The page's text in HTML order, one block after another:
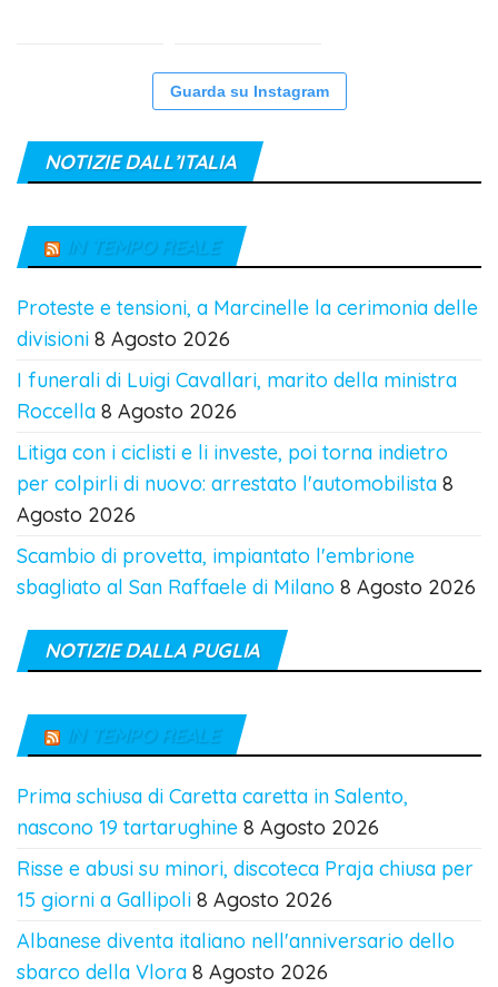
Guarda su Instagram
NOTIZIE DALL’ITALIA
IN TEMPO REALE
Proteste e tensioni, a Marcinelle la cerimonia delle
divisioni 8 Agosto 2026
I funerali di Luigi Cavallari, marito della ministra
Roccella 8 Agosto 2026
Litiga con i ciclisti e li investe, poi torna indietro
per colpirli di nuovo: arrestato l'automobilista 8
Agosto 2026
Scambio di provetta, impiantato l'embrione
sbagliato al San Raffaele di Milano 8 Agosto 2026
NOTIZIE DALLA PUGLIA
IN TEMPO REALE
Prima schiusa di Caretta caretta in Salento,
nascono 19 tartarughine 8 Agosto 2026
Risse e abusi su minori, discoteca Praja chiusa per
15 giorni a Gallipoli 8 Agosto 2026
Albanese diventa italiano nell'anniversario dello
sbarco della Vlora 8 Agosto 2026